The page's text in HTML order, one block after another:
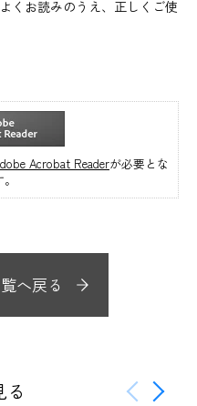
くお読みのうえ、正しくご使
Acrobat Readerが必要とな
へ戻る